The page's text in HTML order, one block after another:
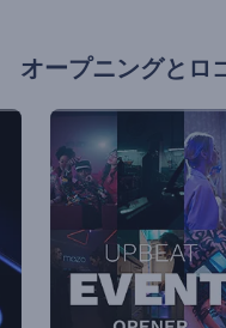
オープニングとロ